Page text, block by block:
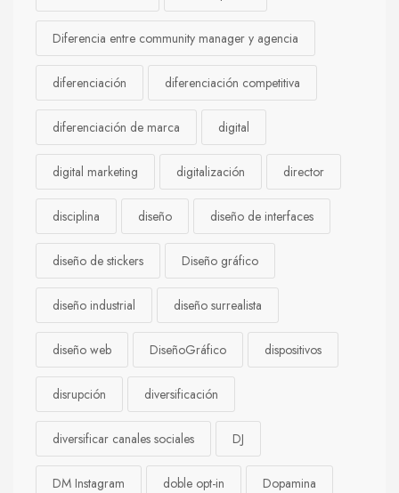
Diferencia entre community manager y agencia
diferenciación diferenciación competitiva
diferenciación de marca digital
digital marketing digitalización director
disciplina diseño diseño de interfaces
diseño de stickers Diseño gráfico
diseño industrial diseño surrealista
diseño web DiseñoGráfico dispositivos
disrupción diversificación
diversificar canales sociales DJ
DM Instagram doble opt-in Dopamina